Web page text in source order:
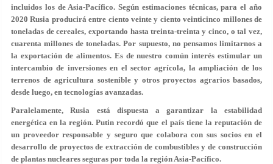
incluidos los de Asia-Pacífico. Según estimaciones técnicas, para el año
2020 Rusia producirá entre ciento veinte y ciento veinticinco millones de
toneladas de cereales, exportando hasta treinta-treinta y cinco, o tal vez,
cuarenta millones de toneladas. Por supuesto, no pensamos limitarnos a
la exportación de alimentos. Es de nuestro común interés estimular un
intercambio de inversiones en el sector agrícola, la ampliación de los
terrenos de agricultura sostenible y otros proyectos agrarios basados,
desde luego, en tecnologías avanzadas.
Paralelamente, Rusia está dispuesta a garantizar la estabilidad
energética en la región. Putin recordó que el país tiene la reputación de
un proveedor responsable y seguro que colabora con sus socios en el
desarrollo de proyectos de extracción de combustibles y de construcción
de plantas nucleares seguras por toda la región Asia-Pacífico.